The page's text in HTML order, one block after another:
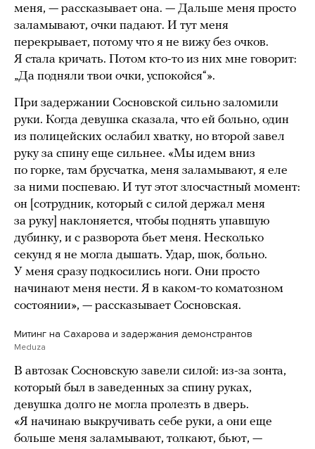
меня, — рассказывает она. — Дальше меня просто
заламывают, очки падают. И тут меня
перекрывает, потому что я не вижу без очков.
Я стала кричать. Потом кто-то из них мне говорит:
„Да подняли твои очки, успокойся“».
При задержании Сосновской сильно заломили
руки. Когда девушка сказала, что ей больно, один
из полицейских ослабил хватку, но второй завел
руку за спину еще сильнее. «Мы идем вниз
по горке, там брусчатка, меня заламывают, я еле
за ними поспеваю. И тут этот злосчастный момент:
он [сотрудник, который с силой держал меня
за руку] наклоняется, чтобы поднять упавшую
дубинку, и с разворота бьет меня. Несколько
секунд я не могла дышать. Удар, шок, больно.
У меня сразу подкосились ноги. Они просто
начинают меня нести. Я в каком-то коматозном
состоянии», — рассказывает Сосновская.
Митинг на Сахарова и задержания демонстрантов
Meduza
В автозак Сосновскую завели силой: из-за зонта,
который был в заведенных за спину руках,
девушка долго не могла пролезть в дверь.
«Я начинаю выкручивать себе руки, а они еще
больше меня заламывают, толкают, бьют, —